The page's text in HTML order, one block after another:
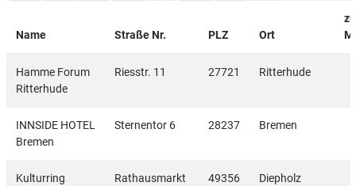
Name Straße Nr. PLZ Ort
Hamme Forum
Ritterhude
Riesstr. 11 27721 Ritterhude
INNSIDE HOTEL
Bremen
Sternentor 6 28237 Bremen
Kulturring
Rathausmarkt
49356 Diepholz